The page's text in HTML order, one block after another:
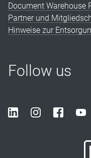
Document Warehouse
Partner und
Hinweise zur
Follow us